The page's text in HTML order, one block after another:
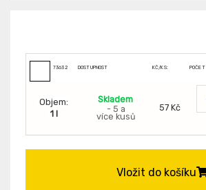
73632 DOSTUPNOST KČ/KS: POČET
Objem:
1 l
Skladem
- 5 a
více kusů
57 Kč
Vložit do košíku